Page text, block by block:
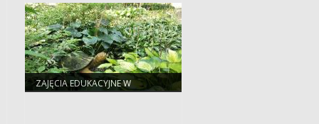
ZAJĘCIA EDUKACYJNE W
CENTRUM EDUKACJI